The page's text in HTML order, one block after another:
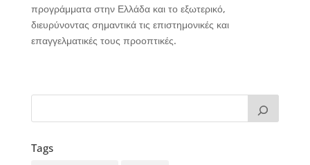
προγράμματα στην Ελλάδα και το εξωτερικό,
διευρύνοντας σημαντικά τις επιστημονικές και
επαγγελματικές τους προοπτικές.
Tags